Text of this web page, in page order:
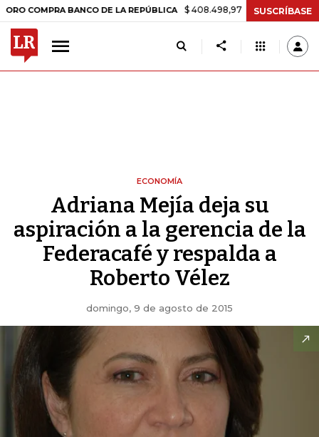
BANCO DE LA REPÚBLICA $ 408.498,97 +$ 8.753,81 +2,19%
SUSCRÍBASE
ECONOMÍA
Adriana Mejía deja su
aspiración a la gerencia de la
Federacafé y respalda a
Roberto Vélez
domingo, 9 de agosto de 2015